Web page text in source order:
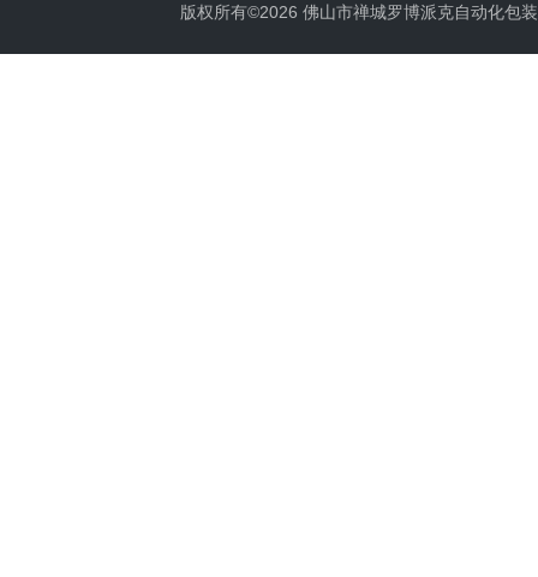
版权所有©2026 佛山市禅城罗博派克自动化